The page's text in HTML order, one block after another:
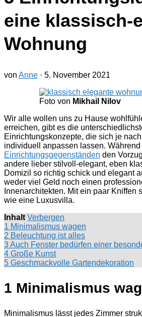
eine klassisch-
Wohnung
von Anne · 5. November 2021
Foto von Mikhail Nilov
Wir alle wollen uns zu Hause
erreichen, gibt es die
Einrichtungskonzepte, die sich je
individuell anpassen lassen.
Einrichtungsgegenständen den
andere lieber stilvoll-elegant, eben
Domizil so richtig schick und elegant
weder viel Geld noch einen
Innenarchitekten. Mit ein paar Kniffen
wie eine Luxusvilla.
Inhalt Verbergen
1 Minimalismus wagen
2 Beleuchtung ist alles
3 Auch Fenster bedürfen einer
4 Große Kunst
5 Geschmackvolle Gartendekoration
1 Minimalismus
Minimalismus lässt jedes Zimmer